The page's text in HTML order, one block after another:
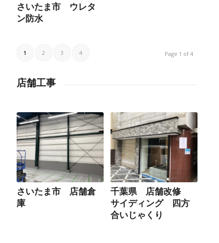
さいたま市 ウレタ
ン防水
Page 1 of 4
1 2 3 4
店舗工事
さいたま市 店舗倉
庫
千葉県 店舗改修
サイディング 四方
合いじゃくり